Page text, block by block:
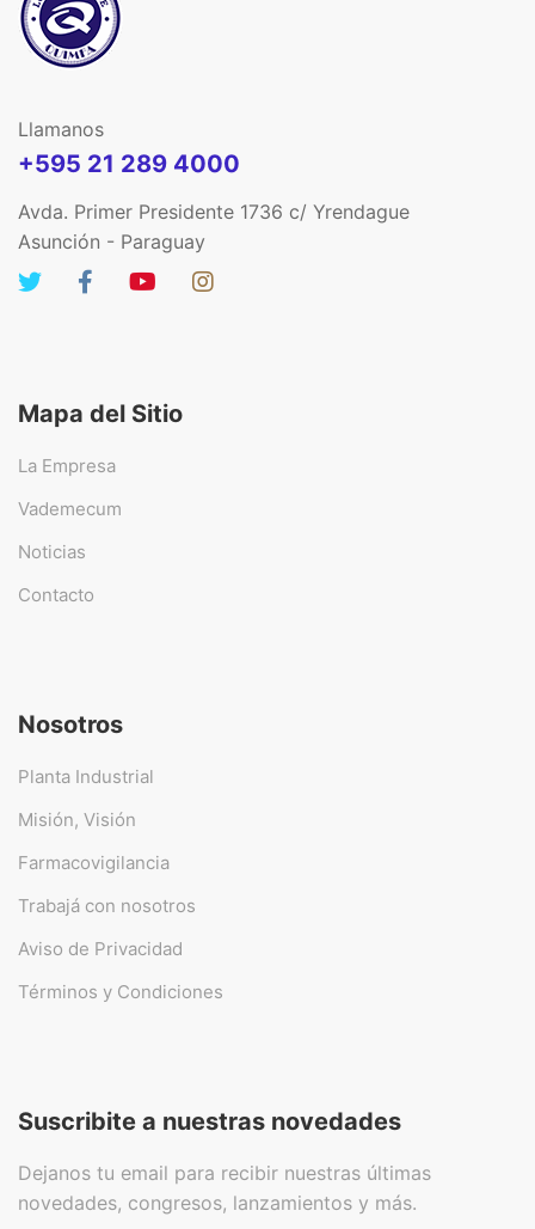
Llamanos
+595 21 289 4000
Avda. Primer Presidente 1736 c/ Yrendague
Asunción - Paraguay
Mapa del Sitio
La Empresa
Vademecum
Noticias
Contacto
Nosotros
Planta Industrial
Misión, Visión
Farmacovigilancia
Trabajá con nosotros
Aviso de Privacidad
Términos y Condiciones
Suscribite a nuestras novedades
Dejanos tu email para recibir nuestras últimas
novedades, congresos, lanzamientos y más.